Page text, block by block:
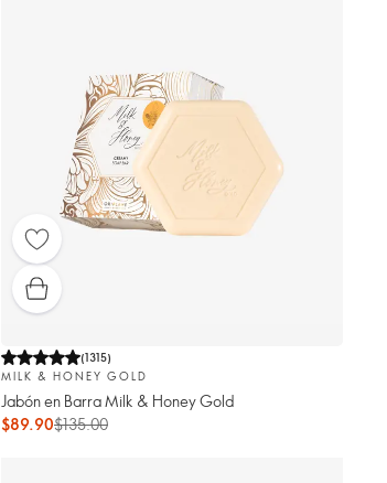
(1315)
MILK & HONEY GOLD
Jabón en Barra Milk & Honey Gold
$89.90$135.00